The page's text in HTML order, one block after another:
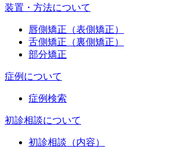
装置・方法について
唇側矯正（表側矯正）
舌側矯正（裏側矯正）
部分矯正
症例について
症例検索
初診相談について
初診相談（内容）